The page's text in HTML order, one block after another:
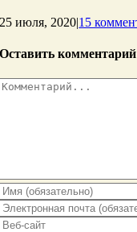
25 июля, 2020|15
Оставить комментарий